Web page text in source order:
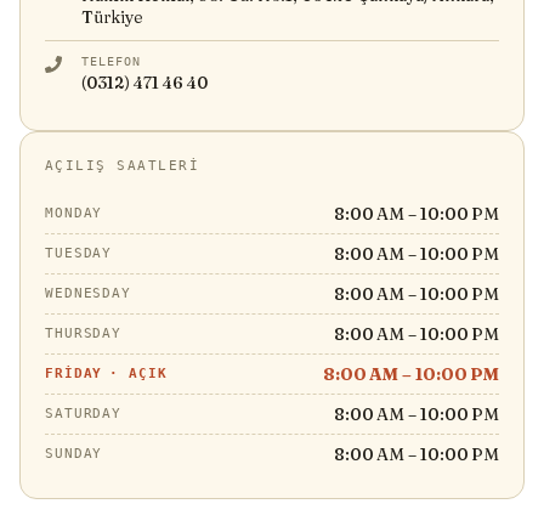
Türkiye
TELEFON
(0312) 471 46 40
AÇILIŞ SAATLERI
MONDAY 8:00 AM – 10:00 PM
TUESDAY 8:00 AM – 10:00 PM
WEDNESDAY 8:00 AM – 10:00 PM
THURSDAY 8:00 AM – 10:00 PM
FRIDAY ·AÇIK 8:00 AM – 10:00 PM
SATURDAY 8:00 AM – 10:00 PM
SUNDAY 8:00 AM – 10:00 PM